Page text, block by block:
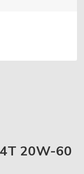
20W-60